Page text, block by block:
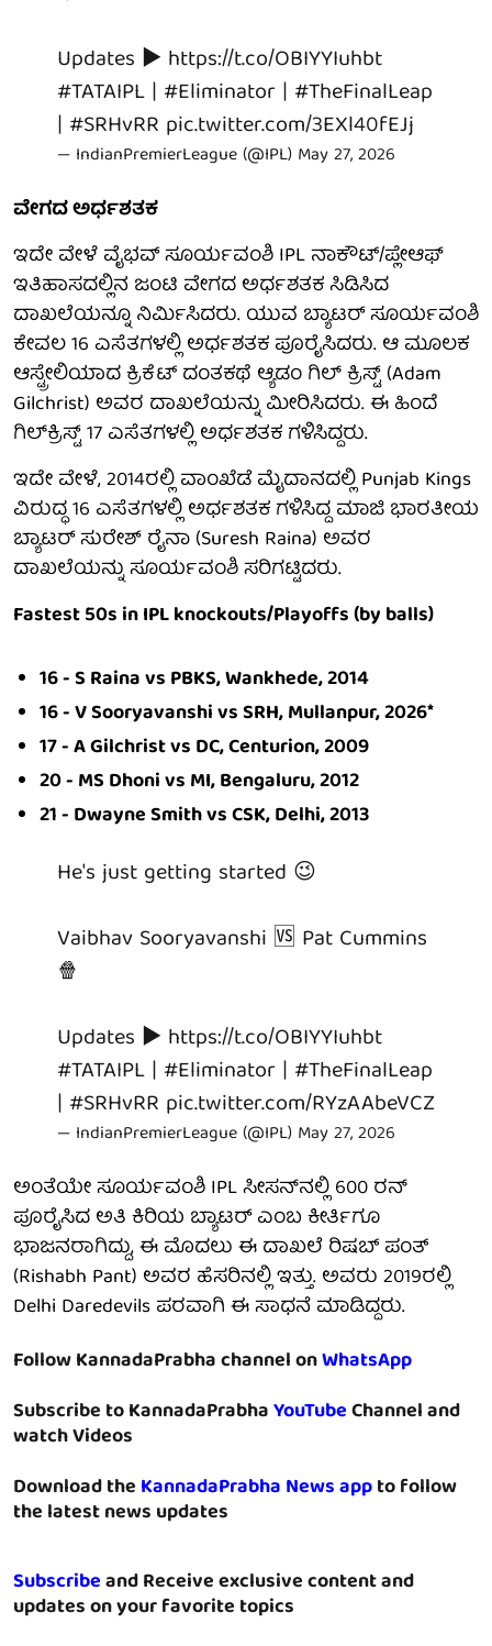
Updates ▶️ https://t.co/OBIYYIuhbt
#TATAIPL | #Eliminator | #TheFinalLeap
| #SRHvRR pic.twitter.com/3EXl40fEJj
— IndianPremierLeague (@IPL) May 27, 2026
ವೇಗದ ಅರ್ಧಶತಕ
ಇದೇ ವೇಳೆ ವೈಭವ್ ಸೂರ್ಯವಂಶಿ IPL ನಾಕೌಟ್/ಪ್ಲೇಆಫ್
ಇತಿಹಾಸದಲ್ಲಿನ ಜಂಟಿ ವೇಗದ ಅರ್ಧಶತಕ ಸಿಡಿಸಿದ
ದಾಖಲೆಯನ್ನೂ ನಿರ್ಮಿಸಿದರು. ಯುವ ಬ್ಯಾಟರ್ ಸೂರ್ಯವಂಶಿ
ಕೇವಲ 16 ಎಸೆತಗಳಲ್ಲಿ ಅರ್ಧಶತಕ ಪೂರೈಸಿದರು. ಆ ಮೂಲಕ
ಆಸ್ಟ್ರೇಲಿಯಾದ ಕ್ರಿಕೆಟ್ ದಂತಕಥೆ ಆ್ಯಡಂ ಗಿಲ್ ಕ್ರಿಸ್ಟ್ (Adam
Gilchrist) ಅವರ ದಾಖಲೆಯನ್ನು ಮೀರಿಸಿದರು. ಈ ಹಿಂದೆ
ಗಿಲ್‌ಕ್ರಿಸ್ಟ್ 17 ಎಸೆತಗಳಲ್ಲಿ ಅರ್ಧಶತಕ ಗಳಿಸಿದ್ದರು.
ಇದೇ ವೇಳೆ, 2014ರಲ್ಲಿ ವಾಂಖೆಡೆ ಮೈದಾನದಲ್ಲಿ Punjab Kings
ವಿರುದ್ಧ 16 ಎಸೆತಗಳಲ್ಲಿ ಅರ್ಧಶತಕ ಗಳಿಸಿದ್ದ ಮಾಜಿ ಭಾರತೀಯ
ಬ್ಯಾಟರ್ ಸುರೇಶ್ ರೈನಾ (Suresh Raina) ಅವರ
ದಾಖಲೆಯನ್ನು ಸೂರ್ಯವಂಶಿ ಸರಿಗಟ್ಟಿದರು.
Fastest 50s in IPL knockouts/Playoffs (by balls)
16 - S Raina vs PBKS, Wankhede, 2014
16 - V Sooryavanshi vs SRH, Mullanpur, 2026*
17 - A Gilchrist vs DC, Centurion, 2009
20 - MS Dhoni vs MI, Bengaluru, 2012
21 - Dwayne Smith vs CSK, Delhi, 2013
He's just getting started 😉
Vaibhav Sooryavanshi 🆚 Pat Cummins
🍿
Updates ▶️ https://t.co/OBIYYIuhbt
#TATAIPL | #Eliminator | #TheFinalLeap
| #SRHvRR pic.twitter.com/RYzAAbeVCZ
— IndianPremierLeague (@IPL) May 27, 2026
ಅಂತೆಯೇ ಸೂರ್ಯವಂಶಿ IPL ಸೀಸನ್‌ನಲ್ಲಿ 600 ರನ್
ಪೂರೈಸಿದ ಅತಿ ಕಿರಿಯ ಬ್ಯಾಟರ್ ಎಂಬ ಕೀರ್ತಿಗೂ
ಭಾಜನರಾಗಿದ್ದು, ಈ ಮೊದಲು ಈ ದಾಖಲೆ ರಿಷಬ್ ಪಂತ್
(Rishabh Pant) ಅವರ ಹೆಸರಿನಲ್ಲಿ ಇತ್ತು. ಅವರು 2019ರಲ್ಲಿ
Delhi Daredevils ಪರವಾಗಿ ಈ ಸಾಧನೆ ಮಾಡಿದ್ದರು.
Follow KannadaPrabha channel onWhatsApp
Subscribe to KannadaPrabhaYouTubeChannel and
watch Videos
Download theKannadaPrabha News appto follow
the latest news updates
Subscribeand Receive exclusive content and
updates on your favorite topics